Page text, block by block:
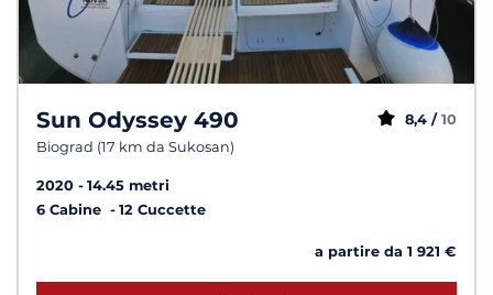
Sun Odyssey 490
Biograd (17 km da Sukosan)
8,4 / 10
2020
14.45 metri
6 Cabine
12 Cuccette
a partire da 1 921 €